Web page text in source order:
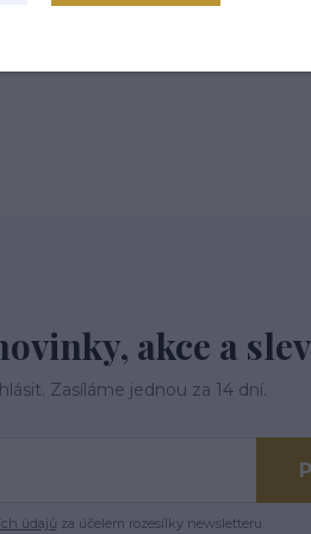
akce a
Zasíláme jednou za 14 dní.
údajů za účelem rozesílky newsletteru.